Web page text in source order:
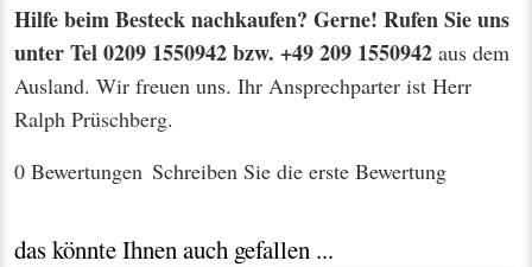
Hilfe beim Besteck nachkaufen? Gerne! Rufen Sie uns
unter Tel 0209 1550942 bzw. +49 209 1550942 aus dem
Ausland. Wir freuen uns. Ihr Ansprechparter ist Herr
Ralph Prüschberg.
0 Bewertungen Schreiben Sie die erste Bewertung
das könnte Ihnen auch gefallen ...